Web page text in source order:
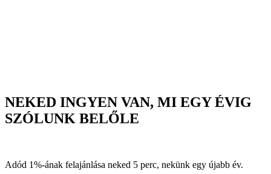
NEKED INGYEN VAN, MI EGY ÉVIG
SZÓLUNK BELŐLE
Adód 1%-ának felajánlása neked 5 perc, nekünk egy újabb év.